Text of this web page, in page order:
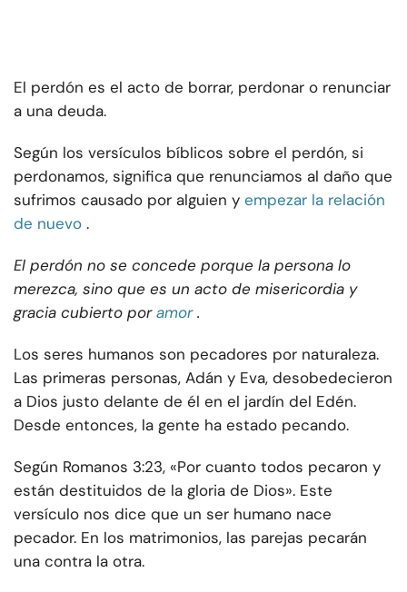
El perdón es el acto de borrar, perdonar o renunciar
a una deuda.
Según los versículos bíblicos sobre el perdón, si
perdonamos, significa que renunciamos al daño que
sufrimos causado por alguien y empezar la relación
de nuevo .
El perdón no se concede porque la persona lo
merezca, sino que es un acto de misericordia y
gracia cubierto por amor .
Los seres humanos son pecadores por naturaleza.
Las primeras personas, Adán y Eva, desobedecieron
a Dios justo delante de él en el jardín del Edén.
Desde entonces, la gente ha estado pecando.
Según Romanos 3:23, «Por cuanto todos pecaron y
están destituidos de la gloria de Dios». Este
versículo nos dice que un ser humano nace
pecador. En los matrimonios, las parejas pecarán
una contra la otra.